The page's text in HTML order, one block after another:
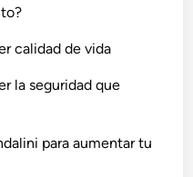
calidad de vida
la seguridad que
para aumentar tu